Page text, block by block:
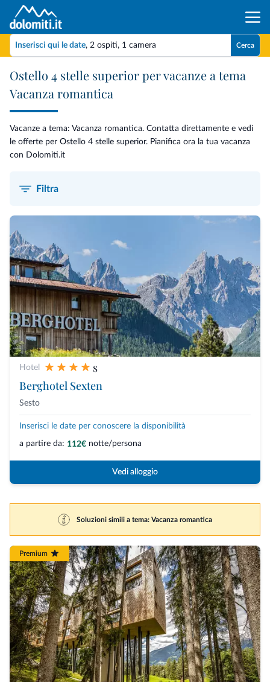
Inserisci qui le date, 2 ospiti, 1 camera Cerca
Ostello 4 stelle superior per vacanze a tema
Vacanza romantica
Vacanze a tema: Vacanza romantica. Contatta direttamente e vedi
le offerte per Ostello 4 stelle superior. Pianifica ora la tua vacanza
con Dolomiti.it
Filtra
Hotel
s
Berghotel Sexten
Sesto
Inserisci le date per conoscere la disponibilità
a partire da: 112€ notte/persona
Vedi alloggio
Soluzioni simili a tema: Vacanza romantica
Premium